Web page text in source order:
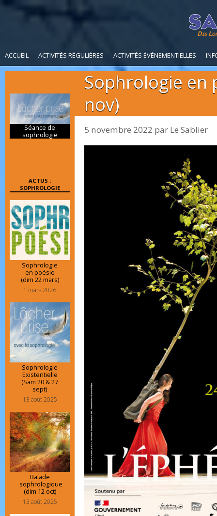
Des
ACCUEIL ACTIVITÉS RÉGULIÈRES ACTIVITÉS ÉVÈNEMENTIELLES
Sophrologie en
nov)
5 novembre 2022 par Le Sablier
Séance de
sophrologie
ACTUS :
SOPHROLOGIE
Sophrologie
en poésie
(dim 22 mars)
1 mars 2026
Sophrologie
Existentielle
(Sam 20 & 27
sept)
13 août 2025
Balade
sophrologique
(dim 12 oct)
13 août 2025